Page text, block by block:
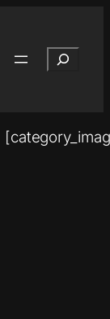
Suchen